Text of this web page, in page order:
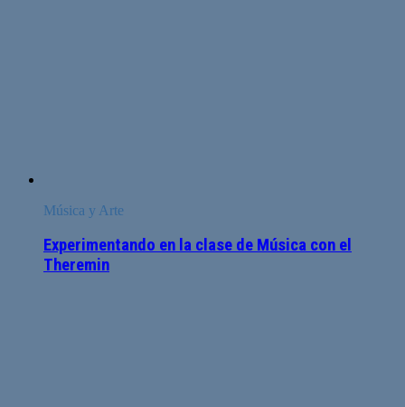
Música y Arte
Experimentando en la clase de Música con el
Theremin